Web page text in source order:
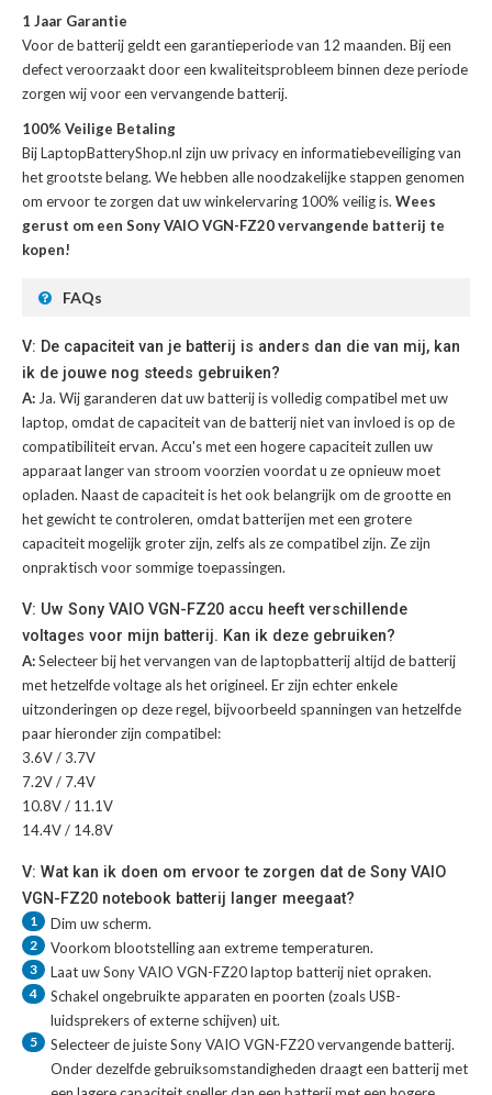
1 Jaar Garantie
Voor debatterij geldt een garantieperiode van 12 maanden. Bij een
defect veroorzaakt door een kwaliteitsprobleem binnen deze periode
zorgen wij voor een vervangende batterij.
100% Veilige Betaling
Bij LaptopBatteryShop.nl zijn uw privacy en informatiebeveiliging van
het grootste belang. We hebben alle noodzakelijke stappen genomen
om ervoor te zorgen dat uw winkelervaring 100% veilig is. Wees
gerust om een Sony VAIO VGN-FZ20 vervangende batterij te
kopen!
FAQs
V: De capaciteit van je batterij is anders dan die van mij, kan
ik de jouwe nog steeds gebruiken?
A: Ja. Wij garanderen dat uw batterij is volledig compatibel met uw
laptop, omdat de capaciteit van de batterij niet van invloed is op de
compatibiliteit ervan. Accu's met een hogere capaciteit zullen uw
apparaat langer van stroom voorzien voordat u ze opnieuw moet
opladen. Naast de capaciteit is het ook belangrijk om de grootte en
het gewicht te controleren, omdat batterijen met een grotere
capaciteit mogelijk groter zijn, zelfs als ze compatibel zijn. Ze zijn
onpraktisch voor sommige toepassingen.
V: Uw Sony VAIO VGN-FZ20 accu heeft verschillende
voltages voor mijn batterij. Kan ik deze gebruiken?
A:Selecteer bij het vervangen van de laptopbatterij altijd de batterij
met hetzelfde voltage als het origineel. Er zijn echter enkele
uitzonderingen op deze regel, bijvoorbeeld spanningen van hetzelfde
paar hieronder zijn compatibel:
3.6V / 3.7V
7.2V / 7.4V
10.8V / 11.1V
14.4V / 14.8V
V: Wat kan ik doen om ervoor te zorgen dat de Sony VAIO
VGN-FZ20 notebook batterij langer meegaat?
1 Dim uw scherm.
2 Voorkom blootstelling aan extreme temperaturen.
3 Laat uwSony VAIO VGN-FZ20 laptop batterijniet opraken.
4
Schakel ongebruikte apparaten en poorten (zoals USB-
luidsprekers of externe schijven) uit.
5 Selecteer de juisteSony VAIO VGN-FZ20 vervangende batterij.
Onder dezelfde gebruiksomstandigheden draagt een batterij met